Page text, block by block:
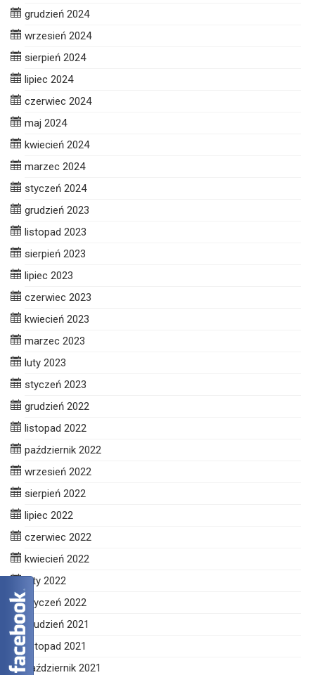
grudzień 2024
wrzesień 2024
sierpień 2024
lipiec 2024
czerwiec 2024
maj 2024
kwiecień 2024
marzec 2024
styczeń 2024
grudzień 2023
listopad 2023
sierpień 2023
lipiec 2023
czerwiec 2023
kwiecień 2023
marzec 2023
luty 2023
styczeń 2023
grudzień 2022
listopad 2022
październik 2022
wrzesień 2022
sierpień 2022
lipiec 2022
czerwiec 2022
kwiecień 2022
luty 2022
styczeń 2022
grudzień 2021
listopad 2021
październik 2021